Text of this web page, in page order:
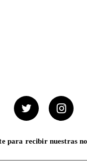
para recibir nuestras